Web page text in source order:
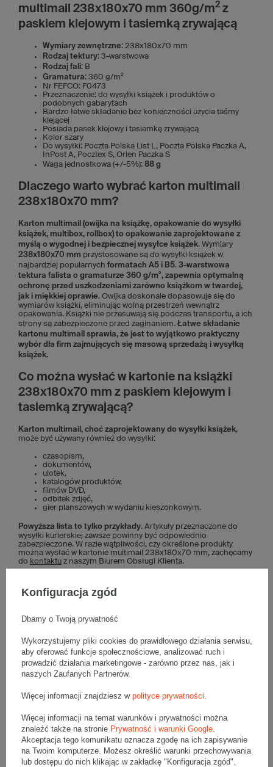
multimail 238x180x70 mm 360g/m2 z
paskiem klejowym i tasiemką zrywającą
Wymiary zewnętrzne: 238x180x70 mm
Rodzaj tektury: 3-warstwowa
Rodzaj fali: B
Gramatura: 360 g/m²
Nr FEFCO: F0473
Przeznaczenie: do wysyłki książek i produktów o
podobnych gabarytach
Bardzo łatwe składanie bez konieczności użycia taśmy
klejącej
Posiada pasek klejowy i tasiemkę zrywającą
Kolor szary
Do wysyłki: Poczta Polska List L, Poczta Polska Paczka A,
InPost A, Pocztex S, Orlen Paczka S
Waga jednostkowa (+/-5%): 88 g
Dlaczego warto wybrać karton multimail
238x180x70 mm?
Karton multimail (owijka na książkę, opakowanie do wysyłki
książek, multibox, rollbox) to opakowanie zaprojektowane z
myślą o wygodnej i bezpiecznej wysyłce książek. Wymiary
238x180x70 mm przystosowane są do wysyłki książek w
najbardziej popularnych formatach A5 i B5. 3-warstwowa
tektura falista o gramaturze 360 g/m², zapewnia optymalną
ochronę przed uszkodzeniami zarówno książkom w twardej,
jak i miękkiej oprawie. Owijka doskonale dopasowuje się do
wymiarów książki, eliminując wolną przestrzeń wewnątrz
opakowania. Książki nie przesuwają się podczas transportu, a ich
strony są zabezpieczone przed zaginaniem. Łatwe składanie
kartonu multimail sprawia, że jest to wyjątkowo praktyczny
wybór dla firm zajmujących się masową sprzedażą i wysyłką
książek.
Co można wysłać w kartonie na książki
238x180x70 mm z paskiem klejowym i
tasiemką zrywającą?
Karton multimail, choć zaprojektowany do wysyłki książek,
może być używany również do wysyłki:
czasopism,
dokumentów,
ulotek,
katalogów produktów,
filmów DVD,
odbitek zdjęć,
gier planszowych w wydaniu kieszonkowym.
Powyższa lista to tylko przykłady. Artykuły przeznaczone do
wysyłki kurierskiej zawsze powinny być odpowiednio
zabezpieczone. W razie wątpliwości, czy określone produkty
można wysłać w kartonie multimail 238x180x70 mm, zachęcamy
do kontaktu z naszym Biurem Obsługi Klienta.
książki 238x180x70 mm?
Karton multimail 238x180x70 mm najczęściej stosowany jest
sprzedażą i wysyłką książek.Używają go również wydawnictwa,
biblioteki i instytucje edukacyjne.
Jak się składa karton fasonowy F0473
Karton należy zgiąć do góry wzdłuż wyznaczonych linii
zgięć i przekręcić go o 90 stopni, aby uzyskać kształt
krzyża.
Położyć książkę na środku kartonu.
Na książkę nałożyć mniejsze klapy.
Konfiguracja zgód
Dbamy o Twoją prywatność
Wykorzystujemy pliki cookies do prawidłowego działania serwisu,
aby oferować funkcje społecznościowe, analizować ruch i
prowadzić działania marketingowe - zarówno przez nas, jak i
naszych Zaufanych Partnerów.
Więcej informacji znajdziesz w polityce prywatności
Więcej informacji na temat warunków i prywatności można
znaleźć także na stronie Prywatność i warunki Google
Akceptacja tego komunikatu oznacza zgodę na ich zapisywanie
na Twoim komputerze. Możesz określić warunki przechowywania
lub dostępu do nich klikając w zakładkę "Konfiguracja zgód".